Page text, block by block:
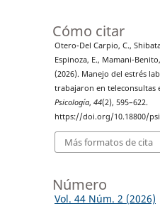
Cómo citar
Otero-Del Carpio, C.,
Espinoza, E., Mamani-
(2026). Manejo del estrés
trabajaron en teleconsultas
Psicología, 44(2), 595–622.
https://doi.org/10.18800/
Más formatos de cita
Número
Vol. 44 Núm. 2 (2026)